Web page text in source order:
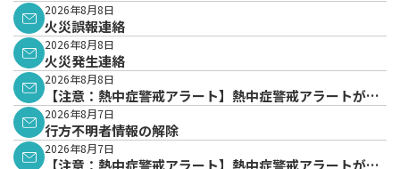
2026年8月8日
火災誤報連絡
2026年8月8日
火災発生連絡
2026年8月8日
【注意：熱中症警戒アラート】熱中症警戒アラートが発
表されています。
2026年8月7日
行方不明者情報の解除
2026年8月7日
【注意：熱中症警戒アラート】熱中症警戒アラートが発